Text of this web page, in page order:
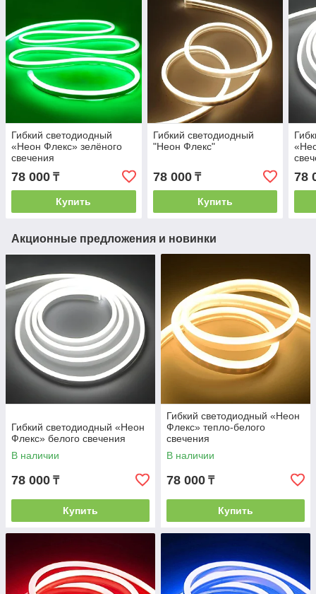
Гибкий светодиодный
«Неон Флекс» зелёного
свечения
78 000 ₸
Купить
Гибкий светодиодный
"Неон Флекс"
78 000₸
Купить
78
Акционные предложения и новинки
Гибкий светодиодный «Неон
Флекс» белого свечения
В наличии
78 000 ₸
Купить
Гибкий светодиодный «Неон
Флекс» тепло-белого
свечения
В наличии
78 000 ₸
Купить